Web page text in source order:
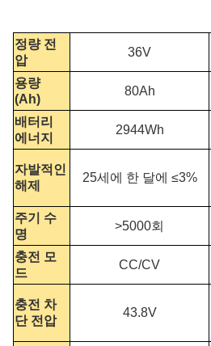
정량 전
압
36V
용량
(Ah)
80Ah
배터리
에너지
2944Wh
자발적인
해제
25세에 한 달에 ≤3%
주기 수
명
>5000회
충전 모
드
CC/CV
충전 차
단 전압
43.8V